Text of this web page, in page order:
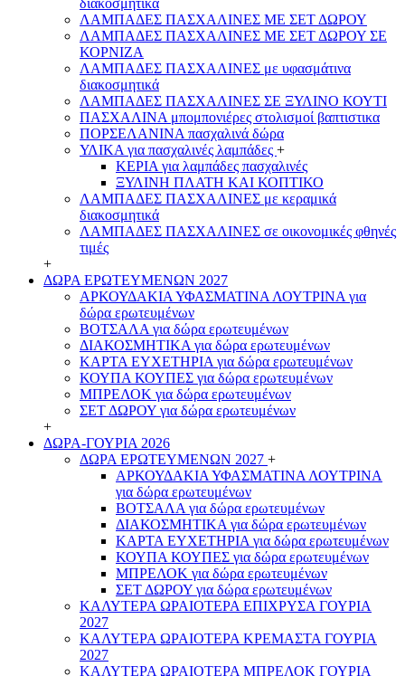
διακοσμητικά
ΛΑΜΠΑΔΕΣ ΠΑΣΧΑΛΙΝΕΣ ΜΕ ΣΕΤ ΔΩΡΟΥ
ΛΑΜΠΑΔΕΣ ΠΑΣΧΑΛΙΝΕΣ ΜΕ ΣΕΤ ΔΩΡΟΥ ΣΕ
ΚΟΡΝΙΖΑ
ΛΑΜΠΑΔΕΣ ΠΑΣΧΑΛΙΝΕΣ με υφασμάτινα
διακοσμητικά
ΛΑΜΠΑΔΕΣ ΠΑΣΧΑΛΙΝΕΣ ΣΕ ΞΥΛΙΝΟ ΚΟΥΤΙ
ΠΑΣΧΑΛΙΝΑ μπομπονιέρες στολισμοί βαπτιστικα
ΠΟΡΣΕΛΑΝΙΝΑ πασχαλινά δώρα
ΥΛΙΚΑ για πασχαλινές λαμπάδες +
ΚΕΡΙΑ για λαμπάδες πασχαλινές
ΞΥΛΙΝΗ ΠΛΑΤΗ ΚΑΙ ΚΟΠΤΙΚΟ
ΛΑΜΠΑΔΕΣ ΠΑΣΧΑΛΙΝΕΣ με κεραμικά
διακοσμητικά
ΛΑΜΠΑΔΕΣ ΠΑΣΧΑΛΙΝΕΣ σε οικονομικές φθηνές
τιμές
+
ΔΩΡΑ ΕΡΩΤΕΥΜΕΝΩΝ 2027
ΑΡΚΟΥΔΑΚΙΑ ΥΦΑΣΜΑΤΙΝΑ ΛΟΥΤΡΙΝΑ για
δώρα ερωτευμένων
ΒΟΤΣΑΛΑ για δώρα ερωτευμένων
ΔΙΑΚΟΣΜΗΤΙΚΑ για δώρα ερωτευμένων
ΚΑΡΤΑ ΕΥΧΕΤΗΡΙΑ για δώρα ερωτευμένων
ΚΟΥΠΑ ΚΟΥΠΕΣ για δώρα ερωτευμένων
ΜΠΡΕΛΟΚ για δώρα ερωτευμένων
ΣΕΤ ΔΩΡΟΥ για δώρα ερωτευμένων
+
ΔΩΡΑ-ΓΟΥΡΙΑ 2026
ΔΩΡΑ ΕΡΩΤΕΥΜΕΝΩΝ 2027 +
ΑΡΚΟΥΔΑΚΙΑ ΥΦΑΣΜΑΤΙΝΑ ΛΟΥΤΡΙΝΑ
για δώρα ερωτευμένων
ΒΟΤΣΑΛΑ για δώρα ερωτευμένων
ΔΙΑΚΟΣΜΗΤΙΚΑ για δώρα ερωτευμένων
ΚΑΡΤΑ ΕΥΧΕΤΗΡΙΑ για δώρα ερωτευμένων
ΚΟΥΠΑ ΚΟΥΠΕΣ για δώρα ερωτευμένων
ΜΠΡΕΛΟΚ για δώρα ερωτευμένων
ΣΕΤ ΔΩΡΟΥ για δώρα ερωτευμένων
ΚΑΛΥΤΕΡΑ ΩΡΑΙΟΤΕΡΑ ΕΠΙΧΡΥΣΑ ΓΟΥΡΙΑ
2027
ΚΑΛΥΤΕΡΑ ΩΡΑΙΟΤΕΡΑ ΚΡΕΜΑΣΤΑ ΓΟΥΡΙΑ
2027
ΚΑΛΥΤΕΡΑ ΩΡΑΙΟΤΕΡΑ ΜΠΡΕΛΟΚ ΓΟΥΡΙΑ